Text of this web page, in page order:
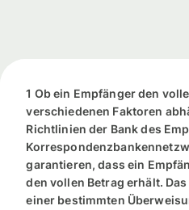
1 Ob ein Empfänger den
verschiedenen Faktoren
Richtlinien der Bank des
garantieren, dass ein
den vollen Betrag erhält.
einer bestimmten